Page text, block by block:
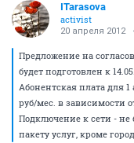
ITarasova
activist
20 апреля 2012
Предложение на
будет подготовлен к
Абонентская плата для 1
руб/мес. в зависимости
Подключение к сети - не
пакету услуг, кроме